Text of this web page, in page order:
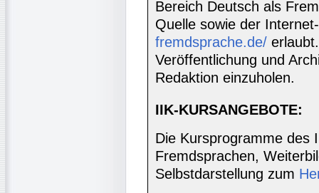
Bereich Deutsch als
Quelle sowie der
fremdsprache.de/
Veröffentlichung und
Redaktion einzuholen.
IIK-KURSANGEBOTE:
Die Kursprogramme des
Fremdsprachen,
Selbstdarstellung zum